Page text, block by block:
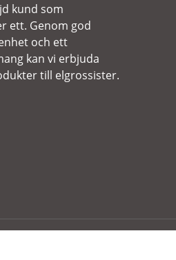
kund som
ett. Genom god
och ett
kan vi erbjuda
till elgrossister.